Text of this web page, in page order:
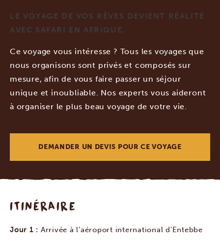
LE VOYAGE DE VOS RÊVES DEVIENT RÉALITÉ
AVEC SAFARI EN AFRIQUE.
Ce voyage vous intéresse ? Tous les voyages que
nous organisons sont privés et composés sur
mesure, afin de vous faire passer un séjour
unique et inoubliable. Nos experts vous aideront
à organiser le plus beau voyage de votre vie.
DEMANDER UN DEVIS POUR CE VOYAGE
ITINÉRAIRE
Jour 1 : Arrivée à l'aéroport international d'Entebbe